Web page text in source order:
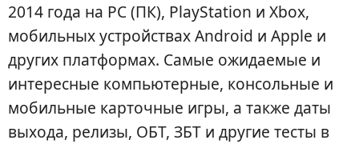
2014 года на PC (ПК), PlayStation и Xbox,
мобильных устройствах Android и Apple и
других платформах. Самые ожидаемые и
интересные компьютерные, консольные и
мобильные карточные игры, а также даты
выхода, релизы, ОБТ, ЗБТ и другие тесты в